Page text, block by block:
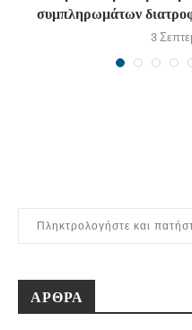
συμπληρωμάτων
3
ΑΡΘΡΑ